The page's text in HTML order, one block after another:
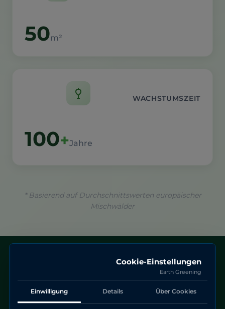
50m²
WACHSTUMSZEIT
100+Jahre
* Basierend auf Durchschnittswerten europäischer
Mischwälder
Bäume pflanzen
für Privatpersonen
Cookie-Einstellungen
Earth Greening
Einwilligung Details Über Cookies